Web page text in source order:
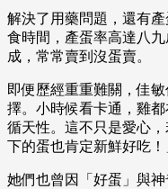
解決了用藥問題，還有
食時間，產蛋率高達八
成，常常賣到沒蛋賣。
即便歷經重重難關，佳
擇。小時候看卡通，雞
循天性。這不只是愛心
下的蛋也肯定新鮮好吃！
她們也曾因「好蛋」與